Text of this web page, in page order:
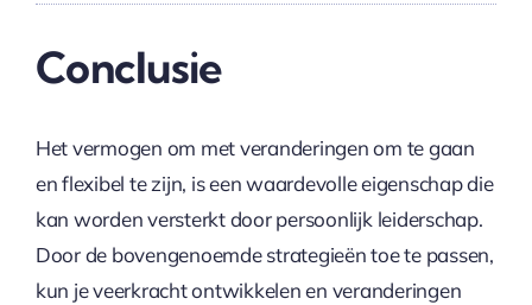
Conclusie
Het vermogen om met veranderingen om te gaan
en flexibel te zijn, is een waardevolle eigenschap die
kan worden versterkt door persoonlijk leiderschap.
Door de bovengenoemde strategieën toe te passen,
kun je veerkracht ontwikkelen en veranderingen